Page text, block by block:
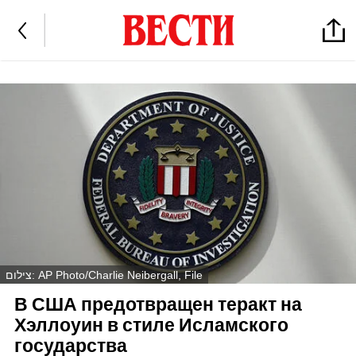
צילום: AP Photo/Charlie Neibergall, File
В США предотвращен теракт на
Хэллоуин в стиле Исламского
государства